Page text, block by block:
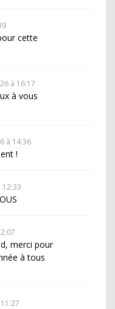
cette
à 16:17
à vous
à 14:36
!
12:33
merci pour
à tous